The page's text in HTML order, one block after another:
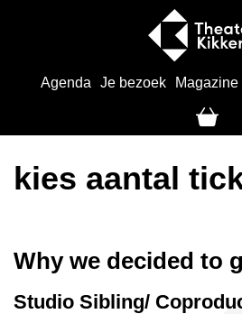
Agenda Je bezoek Magazine
kies aantal
Why we decided to
Studio Sibling/